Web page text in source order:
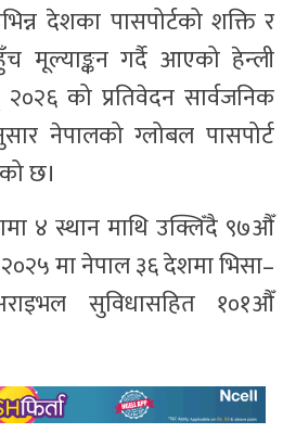
देशका पासपोर्टको शक्ति र
पहुँच मूल्याङ्कन गर्दै आएको हेन्ली
को प्रतिवेदन सार्वजनिक
नेपालको ग्लोबल पासपोर्ट
छ।
४ स्थान माथि उक्लिँदै ९७औँ
मा नेपाल ३६ देशमा भिसा–
सुविधासहित १०१औँ